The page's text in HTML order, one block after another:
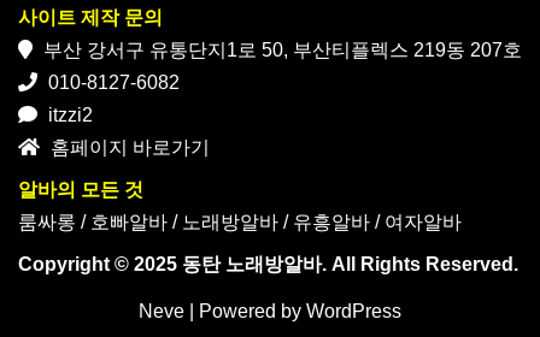
사이트 제작 문의
부산 강서구 유통단지1로 50, 부산티플렉스 219동 207호
010-8127-6082
itzzi2
홈페이지 바로가기
알바의 모든 것
룸싸롱 / 호빠알바 / 노래방알바 / 유흥알바 / 여자알바
Copyright © 2025 동탄 노래방알바. All Rights Reserved.
Neve | Powered by WordPress